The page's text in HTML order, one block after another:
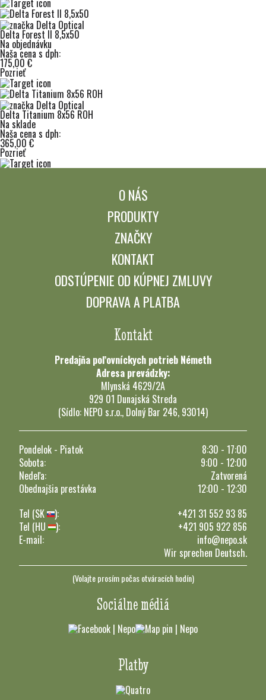
Delta Forest II 8,5x50
Na objednávku
Naša cena s dph:
175,00 €
Pozrieť
Delta Titanium 8x56 ROH
Na sklade
Naša cena s dph:
365,00 €
Pozrieť
O NÁS
PRODUKTY
ZNAČKY
KONTAKT
ODSTÚPENIE OD KÚPNEJ ZMLUVY
DOPRAVA A PLATBA
Kontakt
Predajňa poľovníckych potrieb Németh
Adresa prevádzky:
Mlynská 4629/2A
929 01 Dunajská Streda
(Sídlo: NEPO s.r.o., Dolný Bar 246, 93014)
Pondelok - Piatok
8:30 - 17:00
Sobota:
9:00 - 12:00
Nedeľa:
Zatvorená
Obednajšia prestávka
12:00 - 12:30
Tel (SK
):
+421 31 552 93 85
Tel (HU
):
+421 905 922 856
E-mail:
info@nepo.sk
Wir sprechen Deutsch.
(Volajte prosím počas otváracích hodín)
Sociálne médiá
Platby